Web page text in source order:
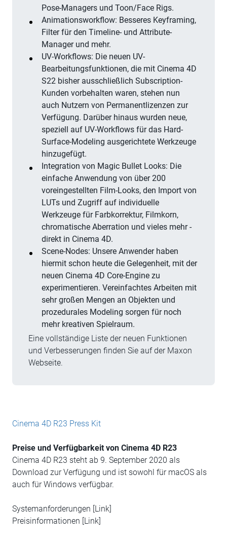
Pose-Managers und Toon/Face Rigs.
Animationsworkflow: Besseres Keyframing,
Filter für den Timeline- und Attribute-
Manager und mehr.
UV-Workflows: Die neuen UV-
Bearbeitungsfunktionen, die mit Cinema 4D
S22 bisher ausschließlich Subscription-
Kunden vorbehalten waren, stehen nun
auch Nutzern von Permanentlizenzen zur
Verfügung. Darüber hinaus wurden neue,
speziell auf UV-Workflows für das Hard-
Surface-Modeling ausgerichtete Werkzeuge
hinzugefügt.
Integration von Magic Bullet Looks: Die
einfache Anwendung von über 200
voreingestellten Film-Looks, den Import von
LUTs und Zugriff auf individuelle
Werkzeuge für Farbkorrektur, Filmkorn,
chromatische Aberration und vieles mehr -
direkt in Cinema 4D.
Scene-Nodes: Unsere Anwender haben
hiermit schon heute die Gelegenheit, mit der
neuen Cinema 4D Core-Engine zu
experimentieren. Vereinfachtes Arbeiten mit
sehr großen Mengen an Objekten und
prozedurales Modeling sorgen für noch
mehr kreativen Spielraum.
Eine vollständige Liste der neuen Funktionen
und Verbesserungen finden Sie auf der Maxon
Webseite.
Cinema 4D R23 Press Kit
Preise und Verfügbarkeit von Cinema 4D R23
Cinema 4D R23 steht ab 9. September 2020 als
Download zur Verfügung und ist sowohl für macOS als
auch für Windows verfügbar.
Systemanforderungen [Link]
Preisinformationen [Link]